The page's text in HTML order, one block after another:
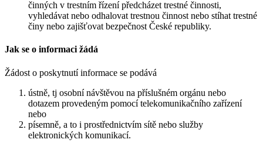
činných v trestním řízení předcházet trestné činnosti,
vyhledávat nebo odhalovat trestnou činnost nebo stíhat trestné
činy nebo zajišťovat bezpečnost České republiky.
Jak se o informaci žádá
Žádost o poskytnutí informace se podává
ústně, tj osobní návštěvou na příslušném orgánu nebo
dotazem provedeným pomocí telekomunikačního zařízení
nebo
písemně, a to i prostřednictvím sítě nebo služby
elektronických komunikací.